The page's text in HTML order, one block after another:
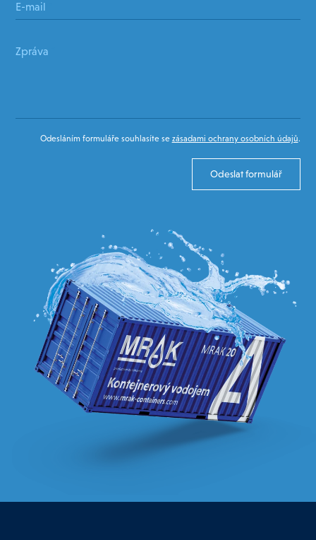
E-mail
Zpráva
Odesláním formuláře souhlasíte se zásadami ochrany osobních údajů.
Odeslat formulář